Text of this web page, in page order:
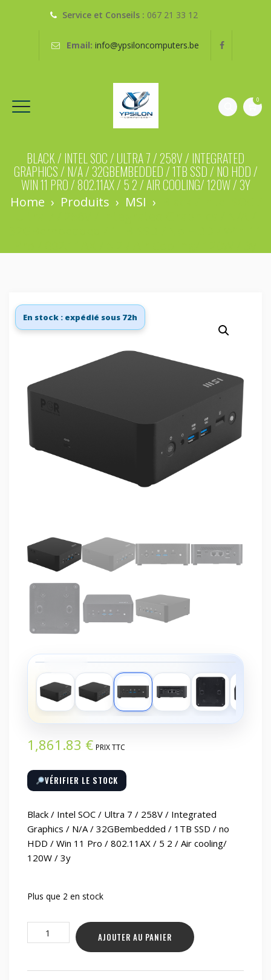
Service et Conseils : 067 21 33 12
Email: info@ypsiloncomputers.be
0
BLACK / INTEL SOC / ULTRA 7 / 258V / INTEGRATED
GRAPHICS / N/A / 32GBEMBEDDED / 1TB SSD / NO HDD /
WIN 11 PRO / 802.11AX / 5 2 / AIR COOLING/ 120W / 3Y
Home › Produits › MSI ›
En stock : expédié sous 72h
›
1,861.83 € PRIX TTC
VÉRIFIER LE STOCK
Black / Intel SOC / Ultra 7 / 258V / Integrated
Graphics / N/A / 32GBembedded / 1TB SSD / no
HDD / Win 11 Pro / 802.11AX / 5 2 / Air cooling/
120W / 3y
Plus que 2 en stock
quantité
de
/
AJOUTER AU PANIER